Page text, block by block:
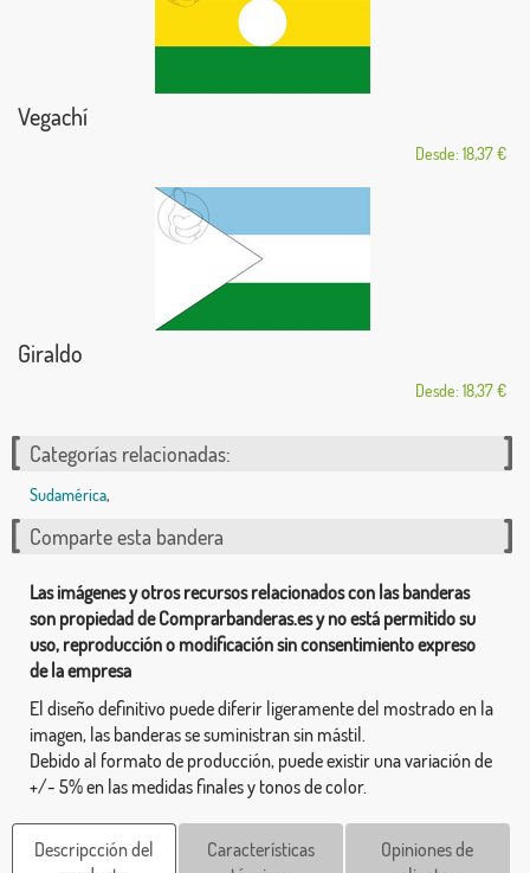
Vegachí
Desde: 18,37 €
Giraldo
Desde: 18,37 €
Categorías relacionadas:
Sudamérica,
Comparte esta bandera
Las imágenes y otros recursos relacionados con las banderas
son propiedad de Comprarbanderas.es y no está permitido su
uso, reproducción o modificación sin consentimiento expreso
de la empresa
El diseño definitivo puede diferir ligeramente del mostrado en la
imagen, las banderas se suministran sin mástil.
Debido al formato de producción, puede existir una variación de
+/- 5% en las medidas finales y tonos de color.
Descripcción del
Características
Opiniones de